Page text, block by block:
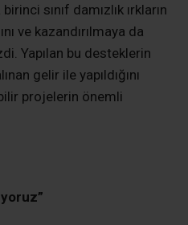
sınıf damızlık ırkların
ve kazandırılmaya da
Yapılan bu desteklerin
gelir ile yapıldığını
projelerin önemli